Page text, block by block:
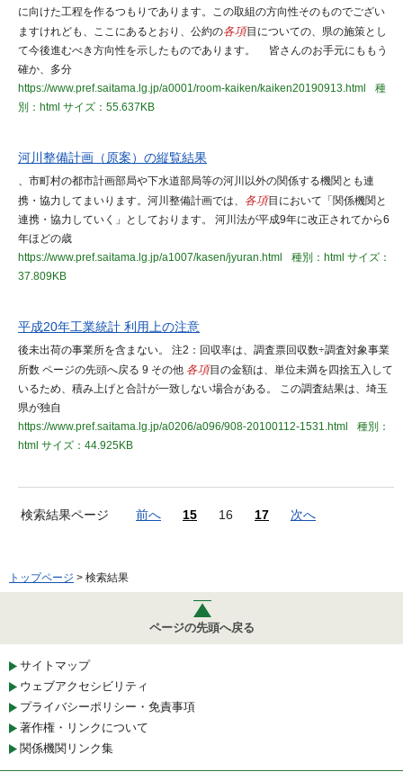
に向けた工程を作るつもりであります。この取組の方向性そのものでござい
ますけれども、ここにあるとおり、公約の各項目についての、県の施策とし
て今後進むべき方向性を示したものであります。 皆さんのお手元にももう
確か、多分
https://www.pref.saitama.lg.jp/a0001/room-kaiken/kaiken20190913.html
種
別：html サイズ：55.637KB
河川整備計画（原案）の縦覧結果
、市町村の都市計画部局や下水道部局等の河川以外の関係する機関とも連
携・協力してまいります。河川整備計画では、 各項目において「関係機関と
連携・協力していく」としております。 河川法が平成9年に改正されてから6
年ほどの歳
https://www.pref.saitama.lg.jp/a1007/kasen/jyuran.html
種別：html サイズ：
37.809KB
平成20年工業統計 利用上の注意
後未出荷の事業所を含まない。 注2：回収率は、調査票回収数÷調査対象事業
所数 ページの先頭へ戻る 9 その他 各項目の金額は、単位未満を四捨五入して
いるため、積み上げと合計が一致しない場合がある。 この調査結果は、埼玉
県が独自
https://www.pref.saitama.lg.jp/a0206/a096/908-20100112-1531.html
種別：
html サイズ：44.925KB
検索結果ページ 前へ 15 16 17 次へ
トップページ > 検索結果
ページの先頭へ戻る
サイトマップ
ウェブアクセシビリティ
プライバシーポリシー・免責事項
著作権・リンクについて
関係機関リンク集